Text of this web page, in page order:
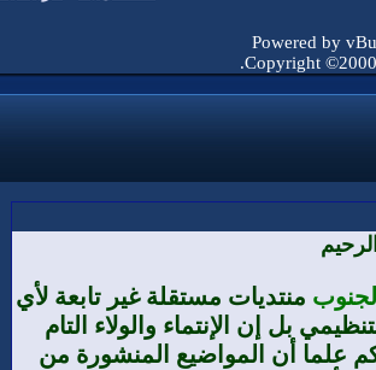
Powered by
Copyright
منتديات مستقلة غير تابعة لأي
بل إن الإنتماء والولاء التام
علما أن المواضيع المنشورة من